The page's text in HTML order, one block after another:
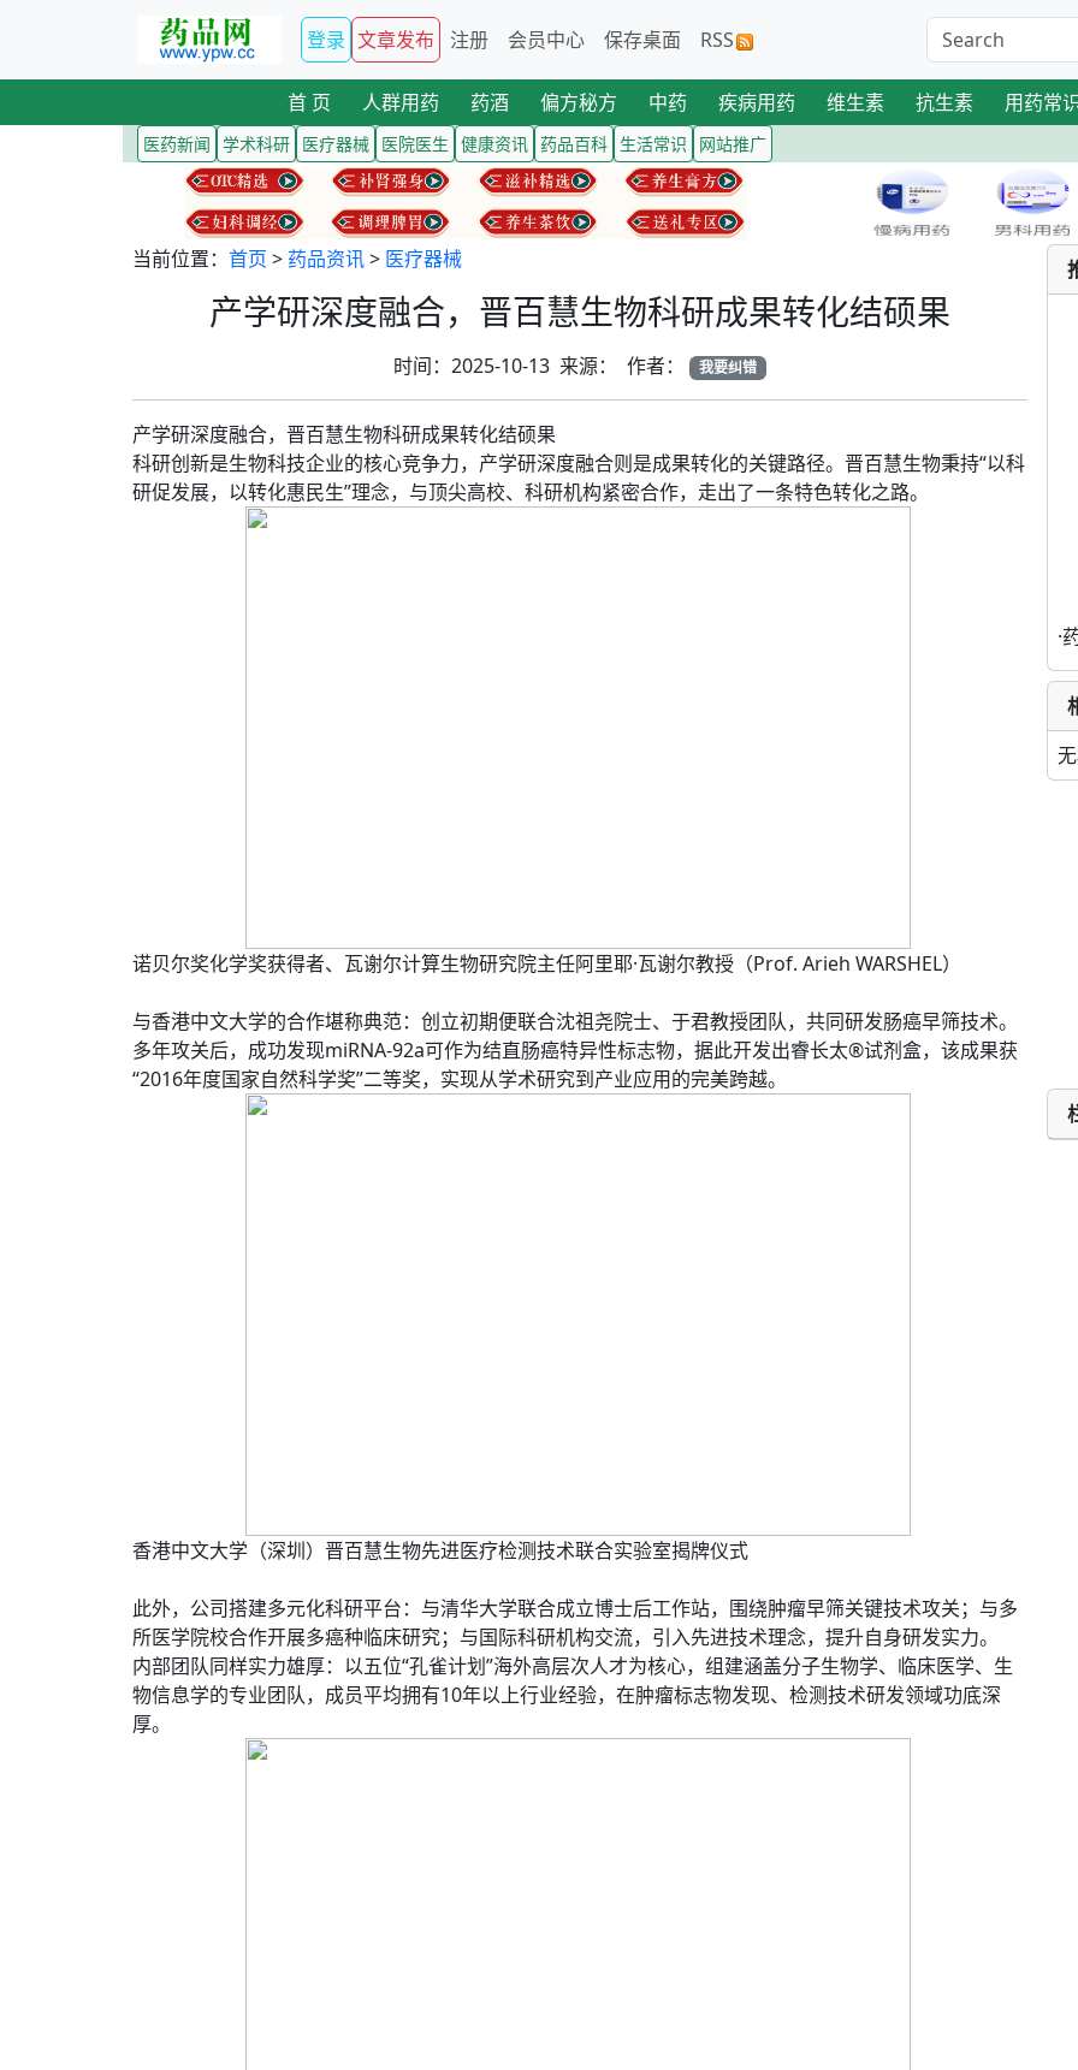
登录 文章发布 注册 会员中心 保存桌面 RSS
首 页 人群用药 药酒 偏方秘方 中药 疾病用药 维生素 抗生素 用药常
医药新闻 学术科研 医疗器械 医院医生 健康资讯 药品百科 生活常识 网站推广
当前位置： 首页 > 药品资讯> 医疗器械
产学研深度融合，晋百慧生物科研成果转化结硕果
时间：2025-10-13 来源： 作者： 我要纠错
产学研深度融合，晋百慧生物科研成果转化结硕果
科研创新是生物科技企业的核心竞争力，产学研深度融合则是成果转化的关键路径。晋百慧生物秉持“以科
研促发展，以转化惠民生”理念，与顶尖高校、科研机构紧密合作，走出了一条特色转化之路。
诺贝尔奖化学奖获得者、瓦谢尔计算生物研究院主任阿里耶·瓦谢尔教授（Prof. Arieh WARSHEL）
与香港中文大学的合作堪称典范：创立初期便联合沈祖尧院士、于君教授团队，共同研发肠癌早筛技术。
多年攻关后，成功发现miRNA-92a可作为结直肠癌特异性标志物，据此开发出睿长太®试剂盒，该成果获
“2016年度国家自然科学奖”二等奖，实现从学术研究到产业应用的完美跨越。
香港中文大学（深圳）晋百慧生物先进医疗检测技术联合实验室揭牌仪式
此外，公司搭建多元化科研平台：与清华大学联合成立博士后工作站，围绕肿瘤早筛关键技术攻关；与多
所医学院校合作开展多癌种临床研究；与国际科研机构交流，引入先进技术理念，提升自身研发实力。
内部团队同样实力雄厚：以五位“孔雀计划”海外高层次人才为核心，组建涵盖分子生物学、临床医学、生
物信息学的专业团队，成员平均拥有10年以上行业经验，在肿瘤标志物发现、检测技术研发领域功底深
厚。
·